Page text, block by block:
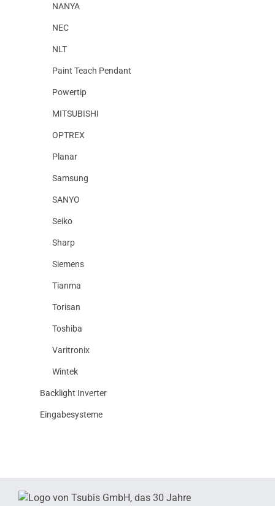
NANYA
NEC
NLT
Paint Teach Pendant
Powertip
MITSUBISHI
OPTREX
Planar
Samsung
SANYO
Seiko
Sharp
Siemens
Tianma
Torisan
Toshiba
Varitronix
Wintek
Backlight Inverter
Eingabesysteme